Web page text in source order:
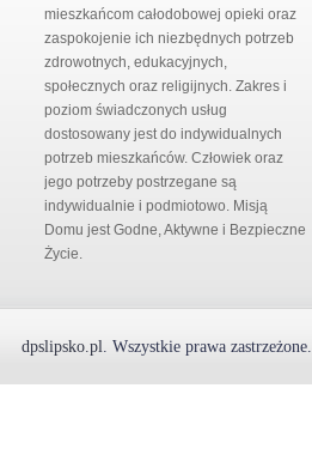
mieszkańcom całodobowej opieki oraz
zaspokojenie ich niezbędnych potrzeb
zdrowotnych, edukacyjnych,
społecznych oraz religijnych. Zakres i
poziom świadczonych usług
dostosowany jest do indywidualnych
potrzeb mieszkańców. Człowiek oraz
jego potrzeby postrzegane są
indywidualnie i podmiotowo. Misją
Domu jest Godne, Aktywne i Bezpieczne
Życie.
dpslipsko.pl. Wszystkie prawa zastrzeżone.